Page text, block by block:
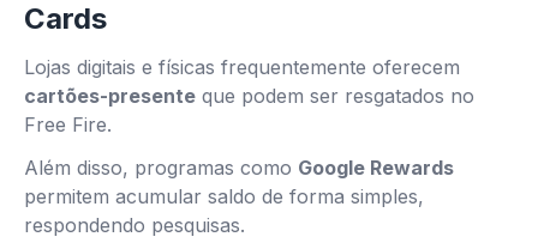
Cards
Lojas digitais e físicas frequentemente oferecem
cartões-presente que podem ser resgatados no
Free Fire.
Além disso, programas como Google Rewards
permitem acumular saldo de forma simples,
respondendo pesquisas.